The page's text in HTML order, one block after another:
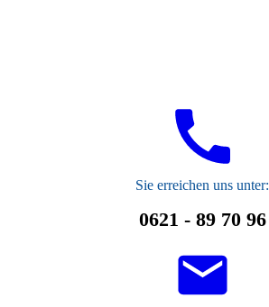
Sie erreichen uns unter:
0621 - 89 70 96